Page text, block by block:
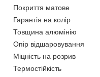
Покриття матове
Гарантія на колір
Товщина алюмінію
Опір відшаровування
Міцність на розрив
Термостійкість